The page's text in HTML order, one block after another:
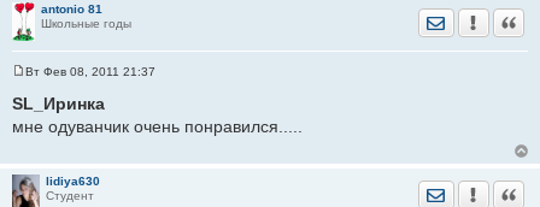
antonio 81
Школьные годы
Отправить
о
о
б
и
е
Вт Фев 08, 2011 21:37
SL_Иринка
мне одуванчик очень понравился.....
lidiya630
Студент
Отправить